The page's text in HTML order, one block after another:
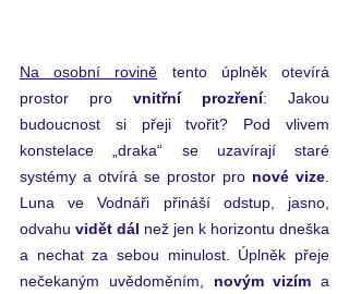
Na osobní rovině tento úplněk otevírá
prostor pro vnitřní prozření: Jakou
budoucnost si přeji tvořit? Pod vlivem
konstelace „draka“ se uzavírají staré
systémy a otvírá se prostor pro nové vize
Luna ve Vodnáři přináší odstup, jasno,
odvahu vidět dál než jen k horizontu dneška
a nechat za sebou minulost. Úplněk přeje
nečekaným uvědoměním, novým vizím